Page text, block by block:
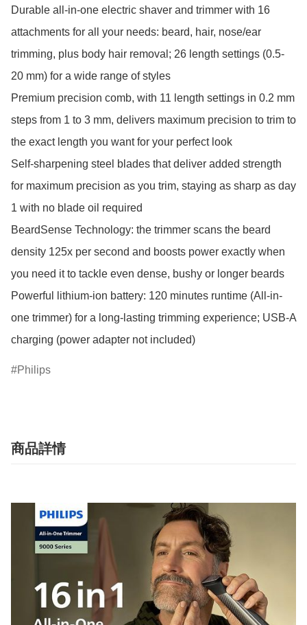
Durable all-in-one electric shaver and trimmer with 16
attachments for all your needs: beard, hair, nose/ear
trimming, plus body hair removal; 26 length settings (0.5-
20 mm) for a wide range of styles
Premium precision comb, with 11 length settings in 0.2 mm
steps from 1 to 3 mm, delivers maximum precision to trim to
the exact length you want for your perfect look
Self-sharpening steel blades that deliver added strength
for maximum precision as you trim, staying as sharp as day
1 with no blade oil required
BeardSense Technology: the trimmer scans the beard
density 125x per second and boosts power exactly when
you need it to tackle even dense, bushy or longer beards
Powerful lithium-ion battery: 120 minutes runtime (All-in-
one trimmer) for a long-lasting trimming experience; USB-A
charging (power adapter not included)
Philips
商品詳情